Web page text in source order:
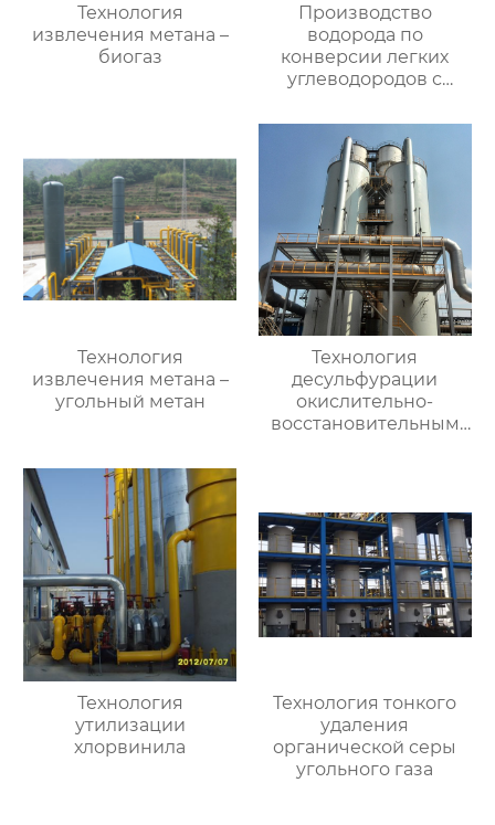
Технология
извлечения метана –
биогаз
Производство
водорода по
конверсии легких
углеводородов с
Технология
извлечения метана –
угольный метан
Технология
десульфурации
окислительно-
восстановительным
Технология
утилизации
хлорвинила
Технология тонкого
удаления
органической серы
угольного газа